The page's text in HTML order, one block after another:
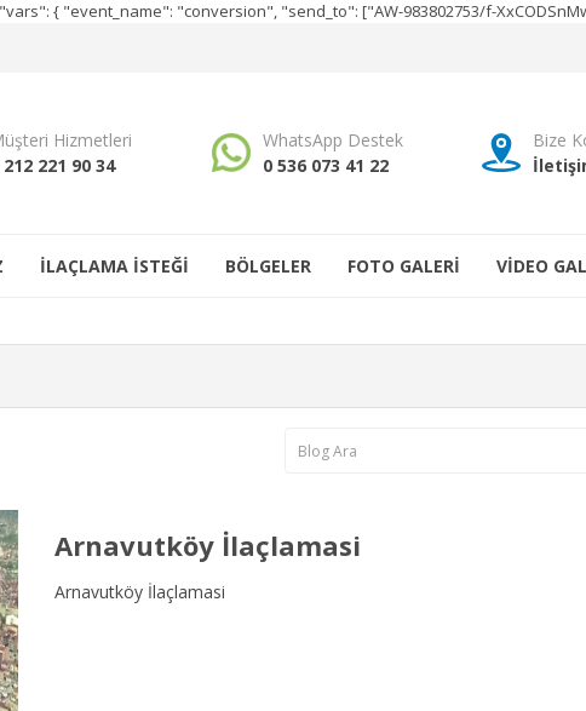
{ "event_name": "conversion", "send_to": ["AW-983802753/f-
Hizmetleri
212 221 90 34
WhatsApp Destek
0 536 073 41 22
Bize
İLAÇLAMA İSTEĞİ BÖLGELER FOTO GALERİ VİDEO
Arnavutköy İlaçlamasi
Arnavutköy İlaçlamasi